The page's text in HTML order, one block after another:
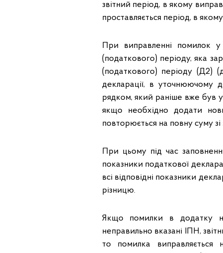
звітний період, в якому
проставляється період, в
При виправленні помилок у
(податкового) періоду, яка
(податкового) періоду (Д2)
декларації, в уточнюючому
рядком, який раніше вже був
якщо необхідно додати
повторюється на повну суму зі
При цьому під час
показники податкової
всі відповідні показники
різницю.
Якщо помилки в додатку не
неправильно вказані ІПН,
то помилка виправляється